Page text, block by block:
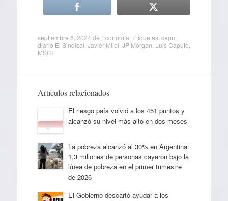
septiembre 6, 2024 de Economía . Etiquetas:cepo
diario El Sindical Javier Milei JP Morgan Luis Caputo
MSCI
Artículos relacionados
El riesgo país volvió a los 451 puntos y
alcanzó su nivel más alto en dos meses
La pobreza alcanzó al 30% en Argentina:
1,3 millones de personas cayeron bajo la
línea de pobreza en el primer trimestre
de 2026
El Gobierno descartó ayudar a los